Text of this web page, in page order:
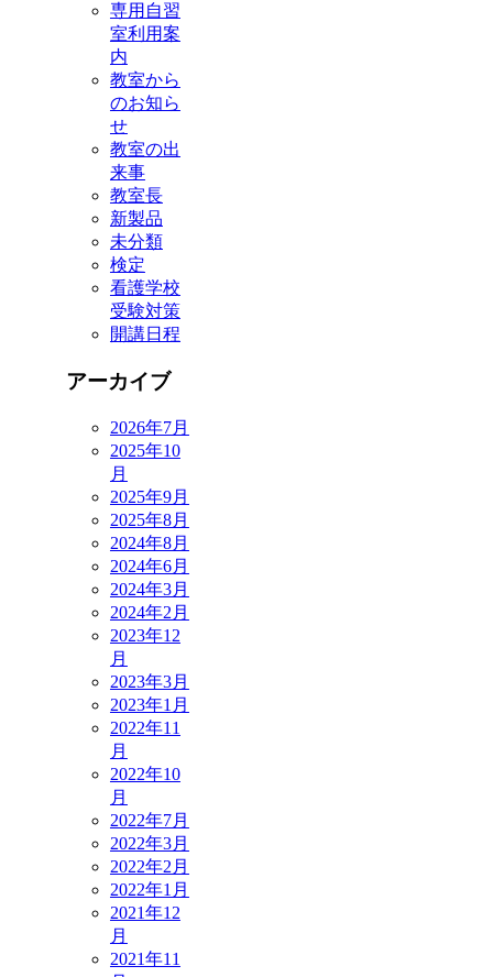
専用自習
室利用案
内
教室から
のお知ら
せ
教室の出
来事
教室長
新製品
未分類
検定
看護学校
受験対策
開講日程
アーカイブ
2026年7月
2025年10
月
2025年9月
2025年8月
2024年8月
2024年6月
2024年3月
2024年2月
2023年12
月
2023年3月
2023年1月
2022年11
月
2022年10
月
2022年7月
2022年3月
2022年2月
2022年1月
2021年12
月
2021年11